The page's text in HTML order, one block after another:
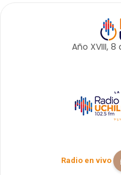
Año XVIII, 8
Radio en vivo